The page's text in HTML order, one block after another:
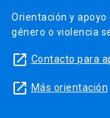
Orientación y
género o violencia
launch Contacto para
launch Más orientación